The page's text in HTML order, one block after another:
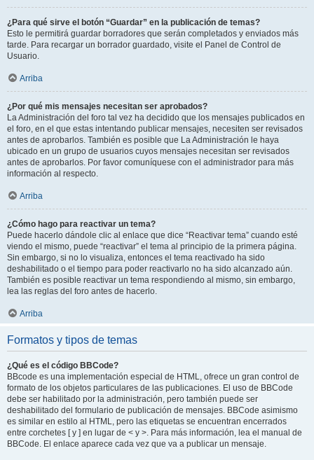
¿Para qué sirve el botón “Guardar” en la publicación de temas?
Esto le permitirá guardar borradores que serán completados y enviados más
tarde. Para recargar un borrador guardado, visite el Panel de Control de
Usuario.
Arriba
¿Por qué mis mensajes necesitan ser aprobados?
La Administración del foro tal vez ha decidido que los mensajes publicados en
el foro, en el que estas intentando publicar mensajes, necesiten ser revisados
antes de aprobarlos. También es posible que La Administración le haya
ubicado en un grupo de usuarios cuyos mensajes necesitan ser revisados
antes de aprobarlos. Por favor comuníquese con el administrador para más
información al respecto.
Arriba
¿Cómo hago para reactivar un tema?
Puede hacerlo dándole clic al enlace que dice “Reactivar tema” cuando esté
viendo el mismo, puede “reactivar” el tema al principio de la primera página.
Sin embargo, si no lo visualiza, entonces el tema reactivado ha sido
deshabilitado o el tiempo para poder reactivarlo no ha sido alcanzado aún.
También es posible reactivar un tema respondiendo al mismo, sin embargo,
lea las reglas del foro antes de hacerlo.
Arriba
Formatos y tipos de temas
¿Qué es el código BBCode?
BBcode es una implementación especial de HTML, ofrece un gran control de
formato de los objetos particulares de las publicaciones. El uso de BBCode
debe ser habilitado por la administración, pero también puede ser
deshabilitado del formulario de publicación de mensajes. BBCode asimismo
es similar en estilo al HTML, pero las etiquetas se encuentran encerrados
entre corchetes [ y ] en lugar de < y >. Para más información, lea el manual de
BBCode. El enlace aparece cada vez que va a publicar un mensaje.